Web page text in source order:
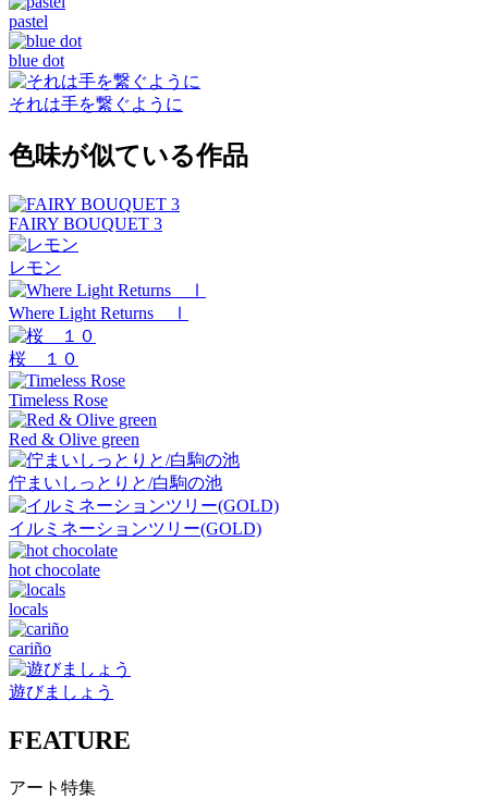
pastel
blue dot
それは手を繋ぐように
色味が似ている作品
FAIRY BOUQUET 3
レモン
Where Light Returns Ⅰ
桜 １０
Timeless Rose
Red & Olive green
佇まいしっとりと/白駒の池
イルミネーションツリー(GOLD)
hot chocolate
locals
cariño
遊びましょう
FEATURE
アート特集